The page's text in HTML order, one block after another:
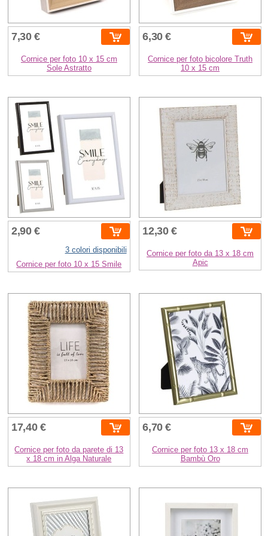
7,30 €
Cornice per foto 10 x 15 cm
Sole Astratto
6,30 €
Cornice per foto bicolore Truth
10 x 15 cm
2,90 €
3 colori disponibili
Cornice per foto 10 x 15 Smile
12,30 €
Cornice per foto da 13 x 18 cm
Apic
17,40 €
Cornice per foto da parete di 13
x 18 cm in Alga Naturale
6,70 €
Cornice per foto 13 x 18 cm
Bambù Oro